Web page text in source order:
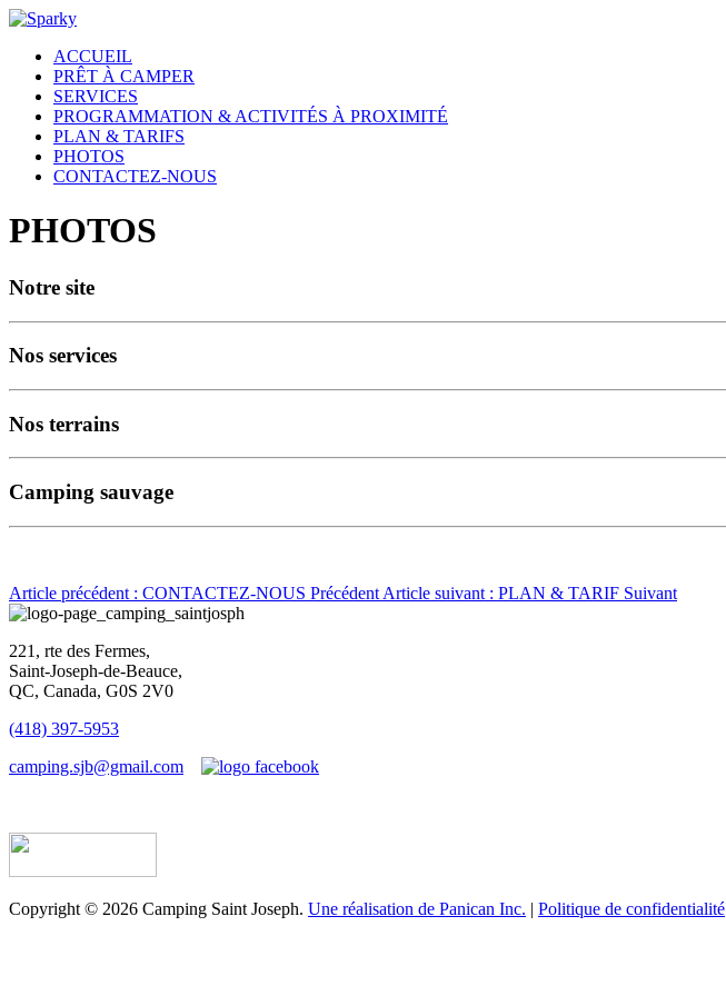
ACCUEIL
PRÊT À CAMPER
SERVICES
PROGRAMMATION & ACTIVITÉS À PROXIMITÉ
PLAN & TARIFS
PHOTOS
CONTACTEZ-NOUS
PHOTOS
Notre site
Nos services
Nos terrains
Camping sauvage
Article précédent : CONTACTEZ-NOUS Précédent Article suivant : PLAN & TARIF Suivant
221, rte des Fermes,
Saint-Joseph-de-Beauce,
QC, Canada, G0S 2V0
(418) 397-5953
camping.sjb@gmail.com
Copyright © 2026 Camping Saint Joseph. Une réalisation de Panican Inc. | Politique de confidentialité